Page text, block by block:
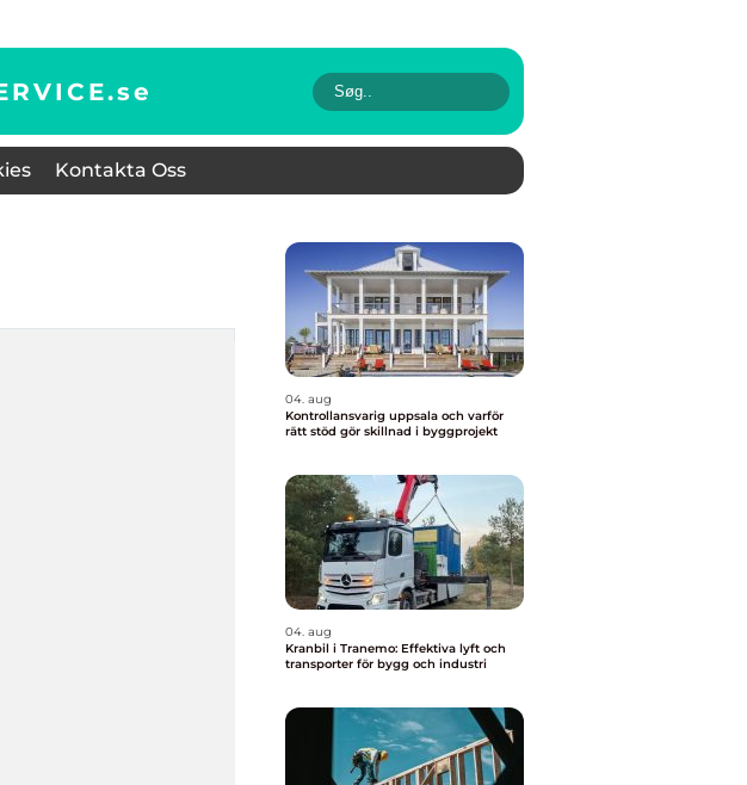
se
Kontakta Oss
04. aug
Kontrollansvarig uppsala och varför
rätt stöd gör skillnad i byggprojekt
04. aug
Kranbil i Tranemo: Effektiva lyft och
transporter för bygg och industri